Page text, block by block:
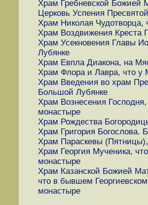
Храм Гребневской Божией
Церковь Успения
Храм Николая Чудотворца,
Храм Воздвижения Креста
Храм Усекновения Главы
Лубянке
Храм Евпла Диакона, на
Храм Флора и Лавра, что у
Храм Введения во храм
Большой Лубянке
Храм Вознесения
монастыре
Храм Рождества
Храм Григория Богослова.
Храм Параскевы
Храм Георгия Мученика,
монастыре
Храм Казанской Божией
что в бывшем Георгиевском
монастыре